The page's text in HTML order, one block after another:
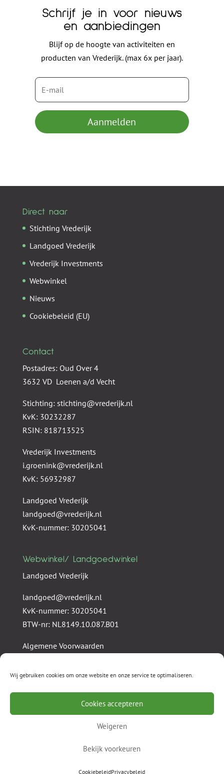
Wij gebruiken cookies om onze website en onze service te optimaliseren.
Cookies accepteren
Weigeren
Bekijk voorkeuren
CookiebeleidPrivacybeleid
Schrijf je in voor nieuws
en aanbiedingen
Blijf op de hoogte van activiteiten en
producten van Vrederijk. (max 6x per jaar).
Aanmelden
Direct naar
Stichting Vrederijk
Landgoed Vrederijk
Vrederijk Investments
Webwinkel
Nieuws
Cookiebeleid (EU)
Contact
Postadres: Oud Over 4
3632 VD Loenen a/d Vecht
Stichting: stichting@vrederijk.nl
KvK: 30232287
RSIN: 818713525
Vrederijk Investments
i.groenink@vrederijk.nl
KvK: 56932987
Landgoed Vrederijk
landgoed@vrederijk.nl
KvK-nummer: 30205041
Webwinkel/ Landgoedwinkel
Landgoed Vrederijk
landgoed@vrederijk.nl
KvK-nummer: 30205041
BTW-nr: NL8149.10.087.B01
Algemene Voorwaarden
Stichting Vrederijk
Landgoed Vrederijk
Vrederijk Investments
Webwinkel